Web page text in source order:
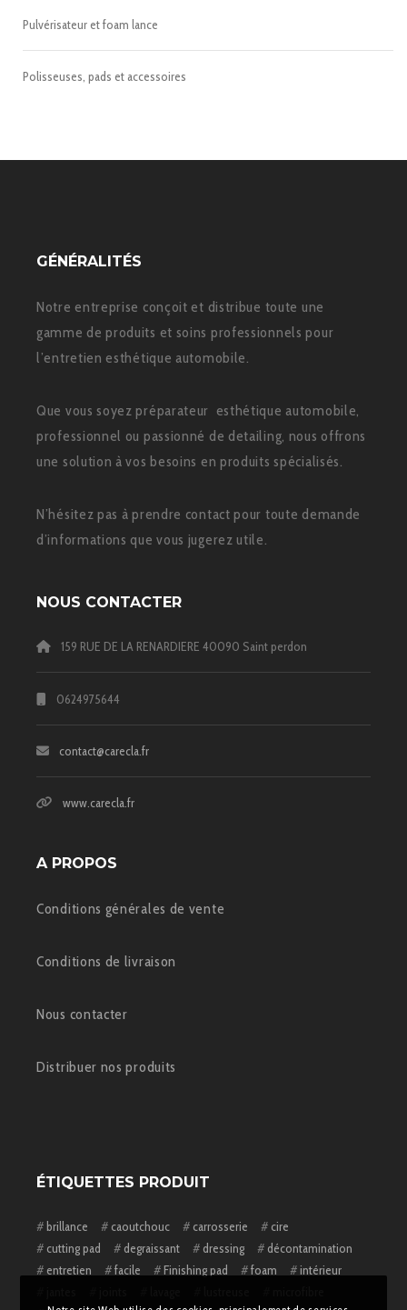
Pulvérisateur et foam lance
Polisseuses, pads et accessoires
GÉNÉRALITÉS
Notre entreprise conçoit et distribue toute une
gamme de produits et soins professionnels pour
l’entretien esthétique automobile.
Que vous soyez préparateur esthétique automobile,
professionnel ou passionné de detailing, nous offrons
une solution à vos besoins en produits spécialisés.
N’hésitez pas à prendre contact pour toute demande
d’informations que vous jugerez utile.
NOUS CONTACTER
159 RUE DE LA RENARDIERE 40090 Saint perdon
0624975644
contact@carecla.fr
www.carecla.fr
A PROPOS
Conditions générales de vente
Conditions de livraison
Nous contacter
Distribuer nos produits
ÉTIQUETTES PRODUIT
brillance caoutchouc carrosserie
cire
cutting pad
degraissant dressing
décontamination
entretien
facile Finishing pad foam
intérieur